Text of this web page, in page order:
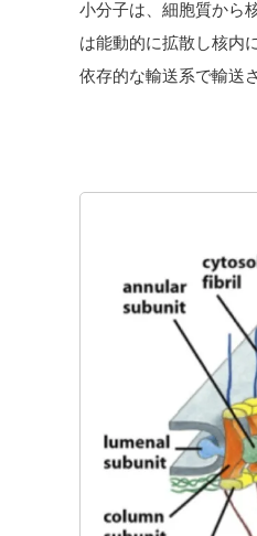
小分子は、細胞質から
は能動的に拡散し核内
依存的な輸送系で輸送